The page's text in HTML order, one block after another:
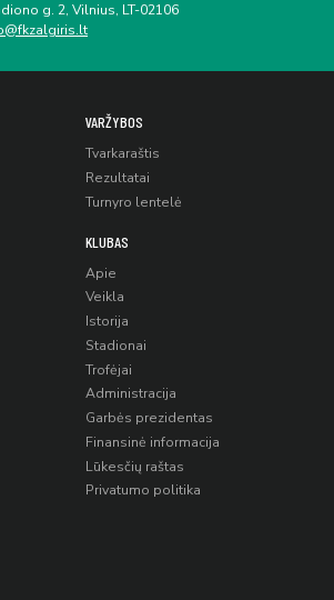
g. 2, Vilnius, LT-02106
VARŽYBOS
Tvarkaraštis
Rezultatai
Turnyro lentelė
KLUBAS
Apie
Veikla
Istorija
Stadionai
Trofėjai
Administracija
Garbės prezidentas
Finansinė informacija
Lūkesčių raštas
Privatumo politika